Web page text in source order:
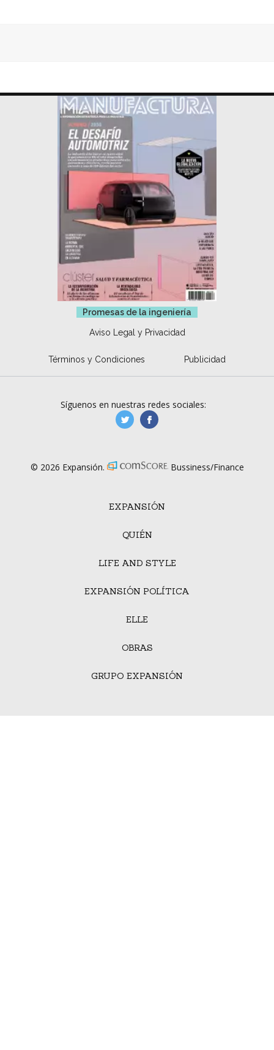
Promesas de la ingeniería
Aviso Legal y Privacidad
Términos y Condiciones Publicidad
EXPANSIÓN
QUIÉN
LIFE AND STYLE
EXPANSIÓN POLÍTICA
ELLE
OBRAS
GRUPO EXPANSIÓN
Síguenos en nuestras redes sociales:
manufacturaGE
© 2026 Expansión. Bussiness/Finance